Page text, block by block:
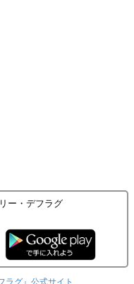
ー・デフラグ
ラグ』公式サイト